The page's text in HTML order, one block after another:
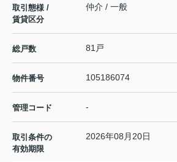
取引態様 /
賃貸区分
仲介 / 一般
総戸数 81戸
物件番号 105186074
管理コード -
取引条件の
有効期限
2026年08月20日